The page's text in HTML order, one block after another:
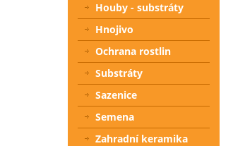
Houby - substráty
Hnojivo
Ochrana rostlin
Substráty
Sazenice
Semena
Zahradní keramika